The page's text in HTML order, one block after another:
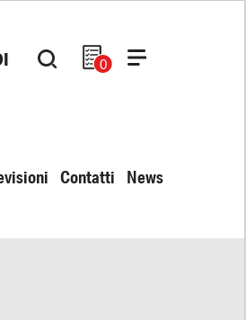
0
Contatti News